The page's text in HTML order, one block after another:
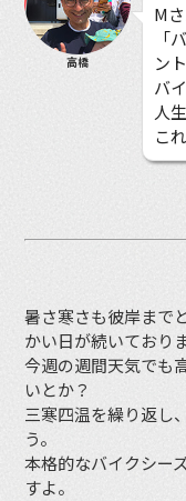
高橋
M
「
ント
バ
人
こ
暑さ寒さも彼岸まで
かい日が続いておりま
今週の週間天気でも
いとか？
三寒四温を繰り返し
う。
本格的なバイクシー
すよ。